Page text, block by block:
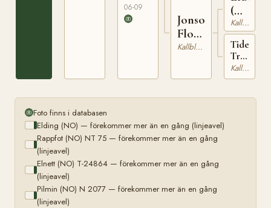
06-09
Jonsok
Flora
(NO)
Kallblodig Travare
(NO)
N
2091
Kallblodig Travare
Trava
(NO)
Kallblodig Travare
Foto finns i databasen
Elding (NO) — förekommer mer än en gång (linjeavel)
Rappfot (NO) NT 75 — förekommer mer än en gång
(linjeavel)
Elnett (NO) T-24864 — förekommer mer än en gång
(linjeavel)
Pilmin (NO) N 2077 — förekommer mer än en gång
(linjeavel)